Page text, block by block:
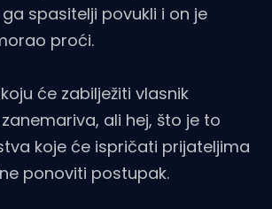
spasitelji povukli i on je
proći.
će zabilježiti vlasnik
ali hej, što je to
koje će ispričati prijateljima
ponoviti postupak.